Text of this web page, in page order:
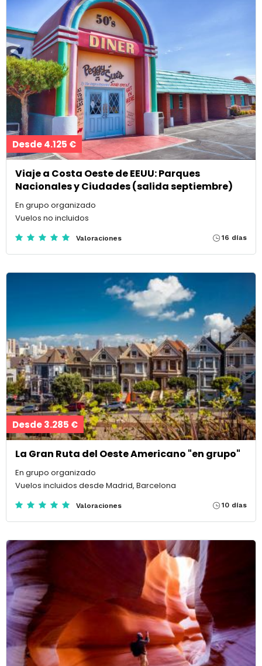
Desde 4.125 €
Viaje a Costa Oeste de EEUU: Parques
Nacionales y Ciudades (salida septiembre)
En grupo organizado
Vuelos no incluidos
Valoraciones 16 días
Desde 3.285 €
La Gran Ruta del Oeste Americano "en grupo"
En grupo organizado
Vuelos incluidos desde Madrid, Barcelona
Valoraciones 10 días